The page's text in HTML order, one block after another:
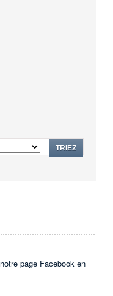
TRIEZ
page Facebook en